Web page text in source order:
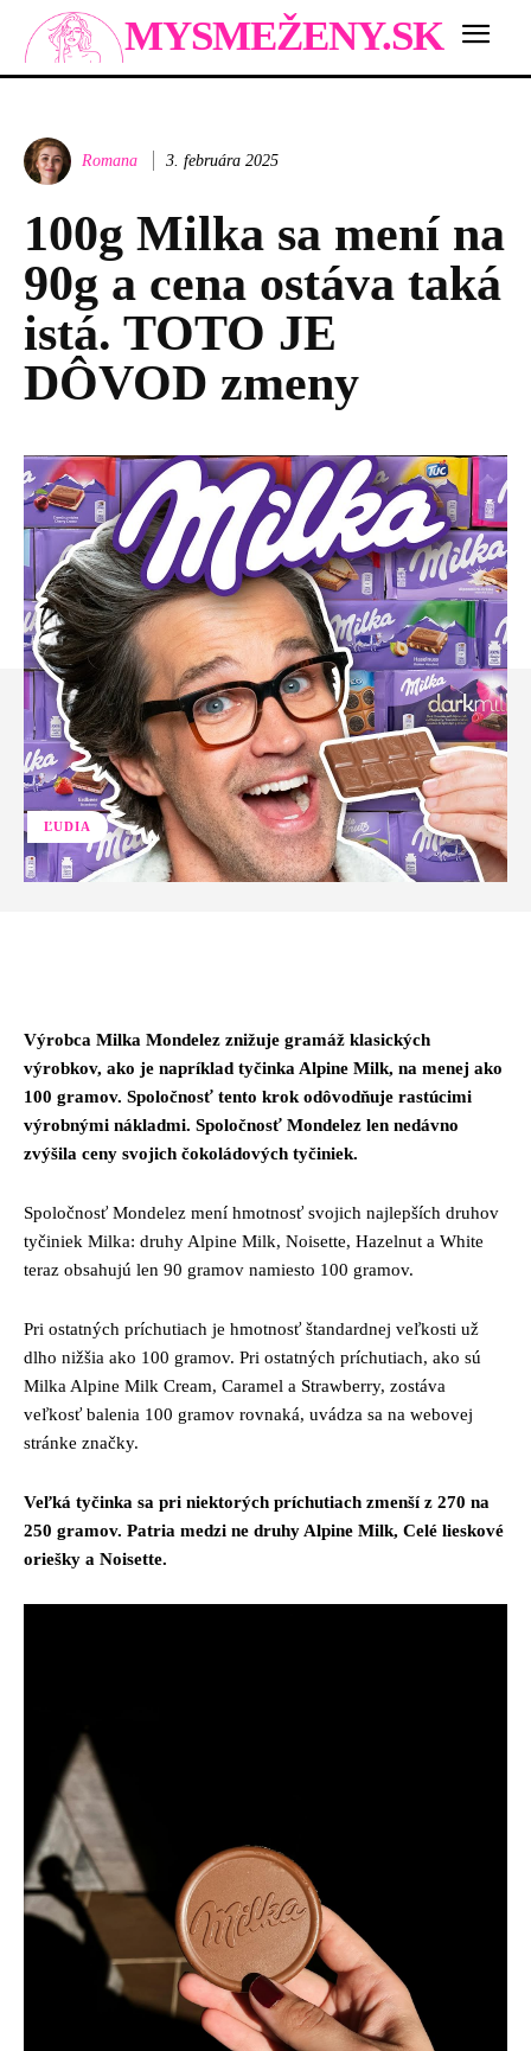
MYSMEŽENY.SK
Romana 3. februára 2025
100g Milka sa mení na
90g a cena ostáva taká
istá. TOTO JE
DÔVOD zmeny
ĽUDIA
Výrobca Milka Mondelez znižuje gramáž klasických
výrobkov, ako je napríklad tyčinka Alpine Milk, na menej ako
100 gramov. Spoločnosť tento krok odôvodňuje rastúcimi
výrobnými nákladmi. Spoločnosť Mondelez len nedávno
zvýšila ceny svojich čokoládových tyčiniek.
Spoločnosť Mondelez mení hmotnosť svojich najlepších druhov
tyčiniek Milka: druhy Alpine Milk, Noisette, Hazelnut a White
teraz obsahujú len 90 gramov namiesto 100 gramov.
Pri ostatných príchutiach je hmotnosť štandardnej veľkosti už
dlho nižšia ako 100 gramov. Pri ostatných príchutiach, ako sú
Milka Alpine Milk Cream, Caramel a Strawberry, zostáva
veľkosť balenia 100 gramov rovnaká, uvádza sa na webovej
stránke značky.
Veľká tyčinka sa pri niektorých príchutiach zmenší z 270 na
250 gramov. Patria medzi ne druhy Alpine Milk, Celé lieskové
oriešky a Noisette.